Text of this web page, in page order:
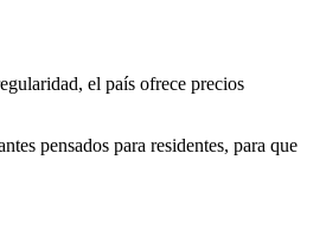
el país ofrece precios
pensados para residentes, para que